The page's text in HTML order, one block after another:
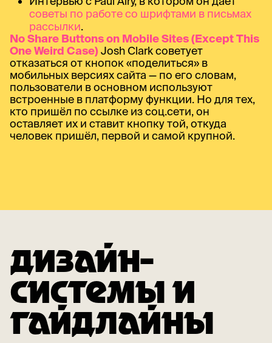
ДИЗАЙН-
СИСТЕМЫ И
ГАЙДЛАЙНЫ
советы по работе со шрифтами в письмах
рассылки.
No Share Buttons on Mobile Sites (Except This
One Weird Case)Josh Clark советует
отказаться от кнопок «поделиться» в
мобильных версиях сайта — по его словам,
пользователи в основном используют
встроенные в платформу функции. Но для тех,
кто пришёл по ссылке из соц.сети, он
оставляет их и ставит кнопку той, откуда
человек пришёл, первой и самой крупной.